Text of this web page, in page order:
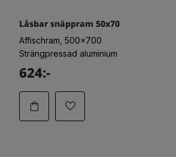
Låsbar snäppram 50x70
Affischram, 500x700
Strängpressad aluminium
624:-